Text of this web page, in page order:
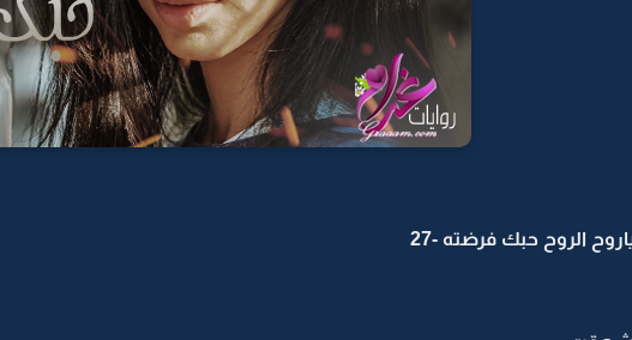
الروح حبك فرضته -27